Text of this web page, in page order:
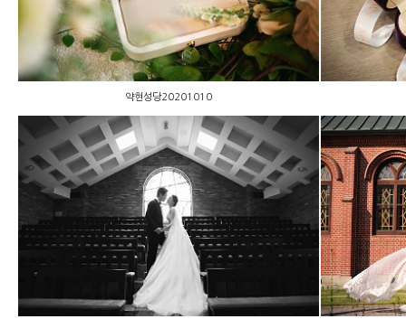
약현성당20201010
한강성당[201910.05]